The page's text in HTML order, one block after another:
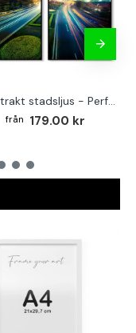
Abstrakt stadsljus - Perfect pair posters
179.00 kr